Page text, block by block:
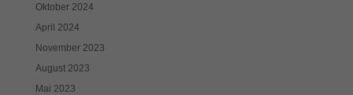
Oktober 2024
April 2024
November 2023
August 2023
Mai 2023
standardmäßig blockiert. Wenn Cookies von externen Medien akzeptiert
werden, bedarf der Zugriff auf diese Inhalte keiner manuellen Einwilligung
mehr.